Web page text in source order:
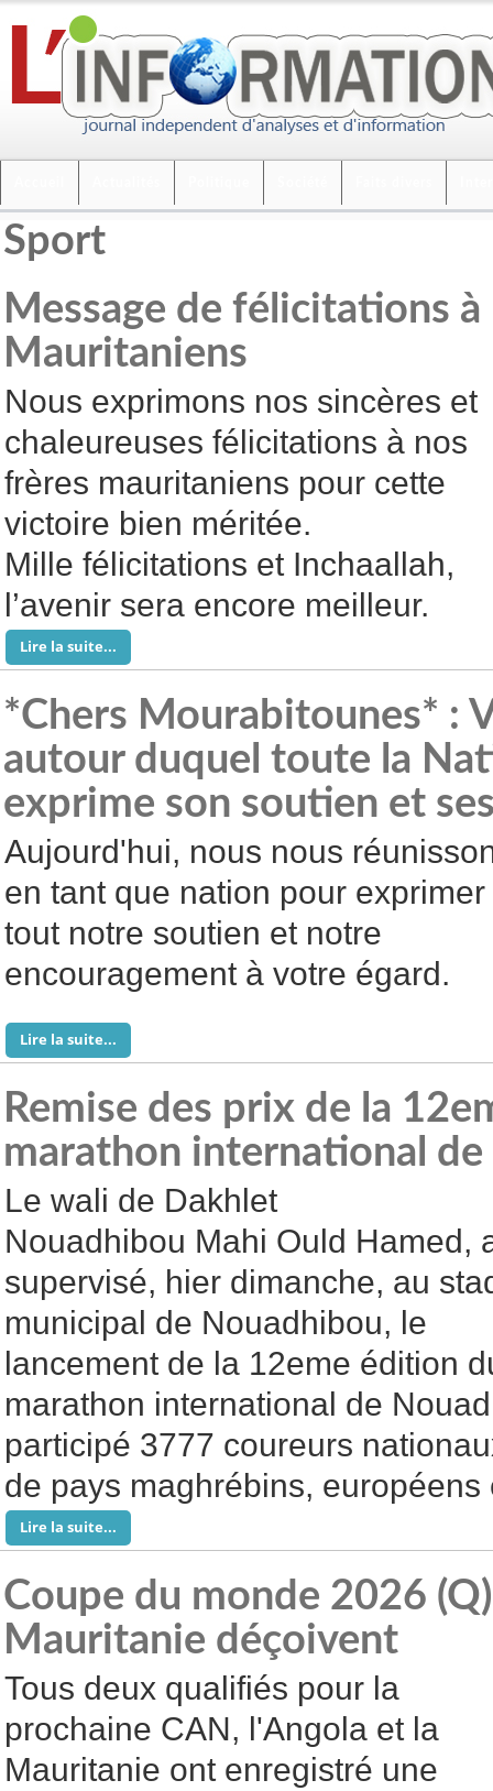
Sport
Message de félicitations à
Mauritaniens
Nous exprimons nos sincères et
chaleureuses félicitations à nos
frères mauritaniens pour cette
victoire bien méritée.
Mille félicitations et Inchaallah,
l’avenir sera encore meilleur.
Lire la suite...
*Chers Mourabitounes* :
autour duquel toute la
exprime son soutien et
Aujourd'hui, nous nous
en tant que nation pour exprimer
tout notre soutien et notre
encouragement à votre égard.
Lire la suite...
Remise des prix de la
marathon international
Le wali de Dakhlet
Nouadhibou Mahi Ould Hamed,
supervisé, hier dimanche, au
municipal de Nouadhibou, le
lancement de la 12eme édition
marathon international de
participé 3777 coureurs
de pays maghrébins, européens
Lire la suite...
Coupe du monde 2026
Mauritanie déçoivent
Tous deux qualifiés pour la
prochaine CAN, l'Angola et la
Mauritanie ont enregistré une